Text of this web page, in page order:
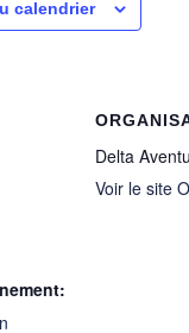
calendrier
Delta
Voir le site